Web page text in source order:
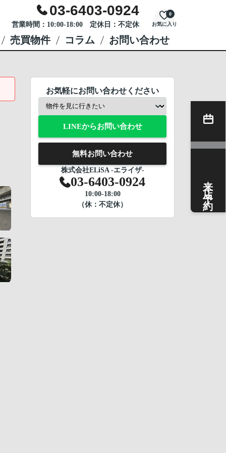
03-6403-0924
営業時間：10:00-18:00 定休日：不定休 お気に入り
0
売買物件 コラム お問い合わせ
お気軽にお問い合わせください
LINEからお問い合わせ
無料お問い合わせ
株式会社ELiSA -エライザ-
03-6403-0924
10:00-18:00
（休：不定休）
来店予約